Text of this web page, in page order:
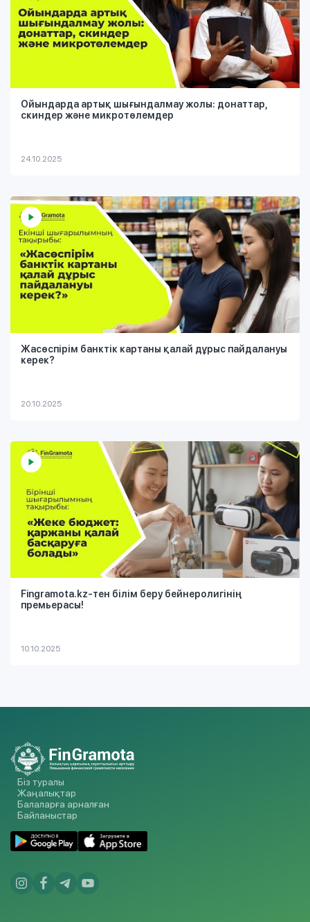
Ойындарда артық шығындалмау жолы: донаттар,
скиндер және микротөлемдер
24.10.2025
Жасөспірім банктік картаны қалай дұрыс пайдалануы
керек?
20.10.2025
Fingramota.kz-тен білім беру бейнеролигінің
премьерасы!
10.10.2025
Біз туралы
Жаңалықтар
Балаларға арналған
Байланыстар